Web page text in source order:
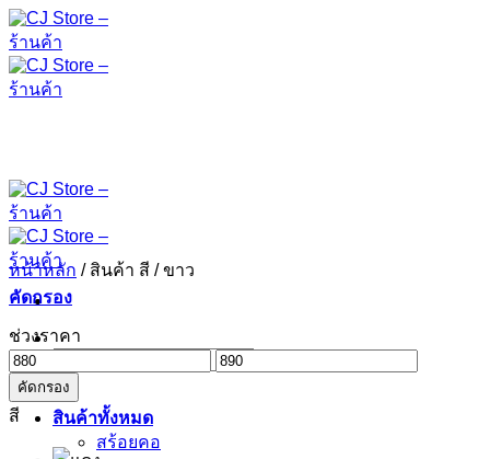
ข้าม
ไป
ยัง
เนื้อหา
สินค้าทั้งหมด
สร้อยคอ
หน้าหลัก /สินค้า สี /ขาว
คัดกรอง
ช่วงราคา
ราคา
ต่ำ
สุด
ราคา
คัดกรอง
สี